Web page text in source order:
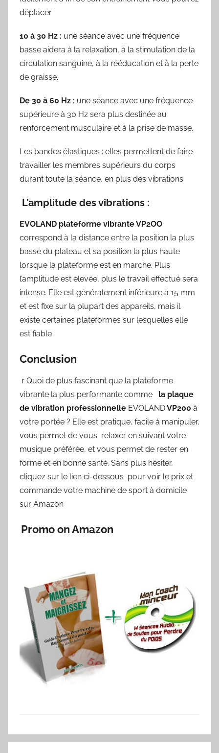
déplacer
10 à 30 Hz : une séance avec une fréquence
basse aidera à la relaxation, à la stimulation de la
circulation sanguine, à la rééducation et à la perte
de graisse.
De 30 à 60 Hz : une séance avec une fréquence
supérieure à 30 Hz sera plus destinée au
renforcement musculaire et à la prise de masse.
Les bandes élastiques : elles permettent de faire
travailler les membres supérieurs du corps
durant toute la séance, en plus des vibrations
L’amplitude des vibrations :
EVOLAND plateforme vibrante VP2OO
correspond à la distance entre la position la plus
basse du plateau et sa position la plus haute
lorsque la plateforme est en marche. Plus
l’amplitude est élevée, plus le travail effectué sera
intense. Elle est généralement inférieure à 15 mm
et est fixe sur la plupart des appareils, mais il
existe certaines plateformes sur lesquelles elle
est fiable
Conclusion
r Quoi de plus fascinant que la plateforme
vibrante la plus performante comme
la plaque
de vibration professionnelle EVOLANDVP200 à
votre portée ? Elle est pratique, facile à manipuler,
vous permet de vous relaxer en suivant votre
musique préférée, et vous permet de rester en
forme et en bonne santé. Sans plus hésiter,
cliquez sur le lien ci-dessous pour voir le prix et
commande votre machine de sport à domicile
sur Amazon
Promo on Amazon